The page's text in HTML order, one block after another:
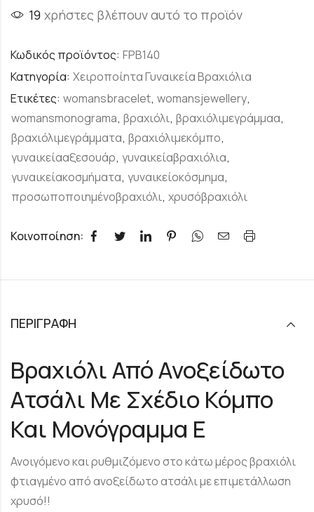
19 χρήστες βλέπουν αυτό το προϊόν
Κωδικός προϊόντος: FPB140
Κατηγορία: Χειροποίητα Γυναικεία Βραχιόλια
Ετικέτες: womansbracelet, womansjewellery,
womansmonograma, βραχιόλι, βραχιόλιμεγράμμαα,
βραχιόλιμεγράμματα, βραχιόλιμεκόμπο,
γυναικείααξεσουάρ, γυναικείαβραχιόλια,
γυναικείακοσμήματα, γυναικείοκόσμημα,
προσωποποιημένοβραχιόλι, χρυσόβραχιόλι
Κοινοποίηση:
ΠΕΡΙΓΡΑΦΉ
Βραχιόλι Από Ανοξείδωτο
Ατσάλι Με Σχέδιο Κόμπο
Και Μονόγραμμα E
Ανοιγόμενο και ρυθμιζόμενο στο κάτω μέρος βραχιόλι
φτιαγμένο από ανοξείδωτο ατσάλι με επιμετάλλωση
χρυσό!!